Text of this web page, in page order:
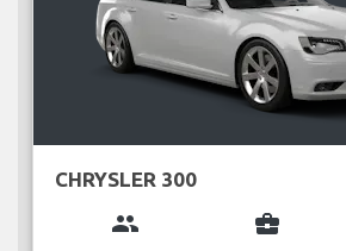
CHRYSLER 300
group business_center